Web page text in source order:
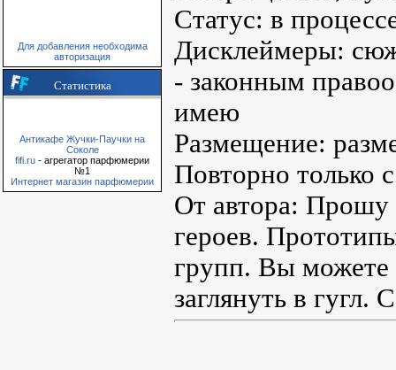
Для добавления необходима
авторизация
Статистика
Антикафе Жучки-Паучки на
Соколе
fifi.ru - агрегатор парфюмерии
№1
Интернет магазин парфюмерии
Статус: в
Дисклеймеры:
- законным
имею
Размещение:
Повторно только
От автора: Прошу
героев.
групп. Вы можете
заглянуть в гугл.